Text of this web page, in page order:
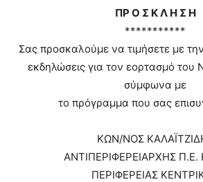
ΠΡ Ο Σ Κ Λ Η Σ Η
***********
Σας προσκαλούμε να τιμήσετε με
εκδηλώσεις για τον εορτασμό του
σύμφωνα με
το πρόγραμμα που σας
ΚΩΝ/ΝΟΣ
ΑΝΤΙΠΕΡΙΦΕΡΕΙΑΡΧΗΣ Π.Ε.
ΠΕΡΙΦΕΡΕΙΑΣ